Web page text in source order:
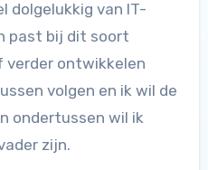
dolgelukkig van IT-
past bij dit soort
verder ontwikkelen
volgen en ik wil de
ondertussen wil ik
zijn.